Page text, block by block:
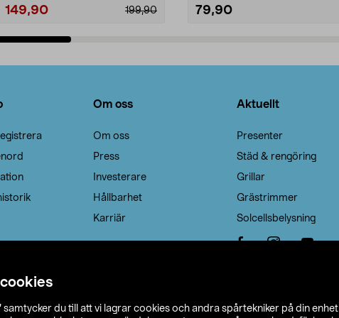
samtycker du till att vi lagrar cookies och andra spårtekniker på din enhet
199,90
149,90 79,90
Om oss
Om oss
Press
Investerare
Hållbarhet
Karriär
Aktuellt
Presenter
Städ & rengöring
Grillar
Grästrimmer
Solcellsbelysning